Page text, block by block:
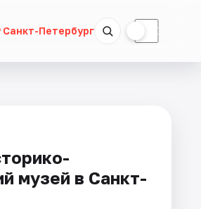
Санкт-Петербург ☾
музей в Санкт-